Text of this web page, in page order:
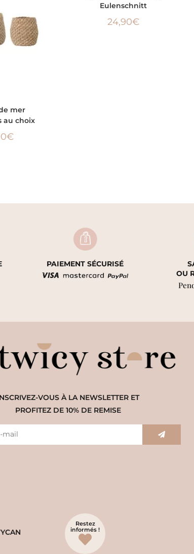
Restez
informés !
mer
au choix
€
Eulenschnitt
24,90€
PAIEMENT SÉCURISÉ
OU
VOUS À LA NEWSLETTER ET
PROFITEZ DE 10% DE REMISE